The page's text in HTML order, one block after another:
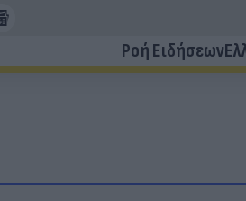
Ροή Ειδήσεων